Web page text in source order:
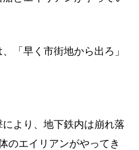
「早く市街地から出ろ」
より、地下鉄内は崩れ落
のエイリアンがやってき